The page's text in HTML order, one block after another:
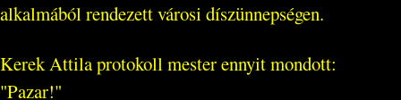
alkalmából rendezett városi díszünnepségen.
Kerek Attila protokoll mester ennyit mondott:
"Pazar!"